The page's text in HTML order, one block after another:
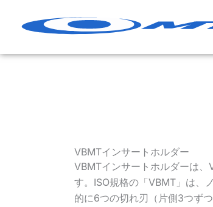
ン
VBMTインサートホルダー
VBMTインサートホルダーは
す。ISO規格の「VBMT」は、
的に6つの切れ刃（片側3つず